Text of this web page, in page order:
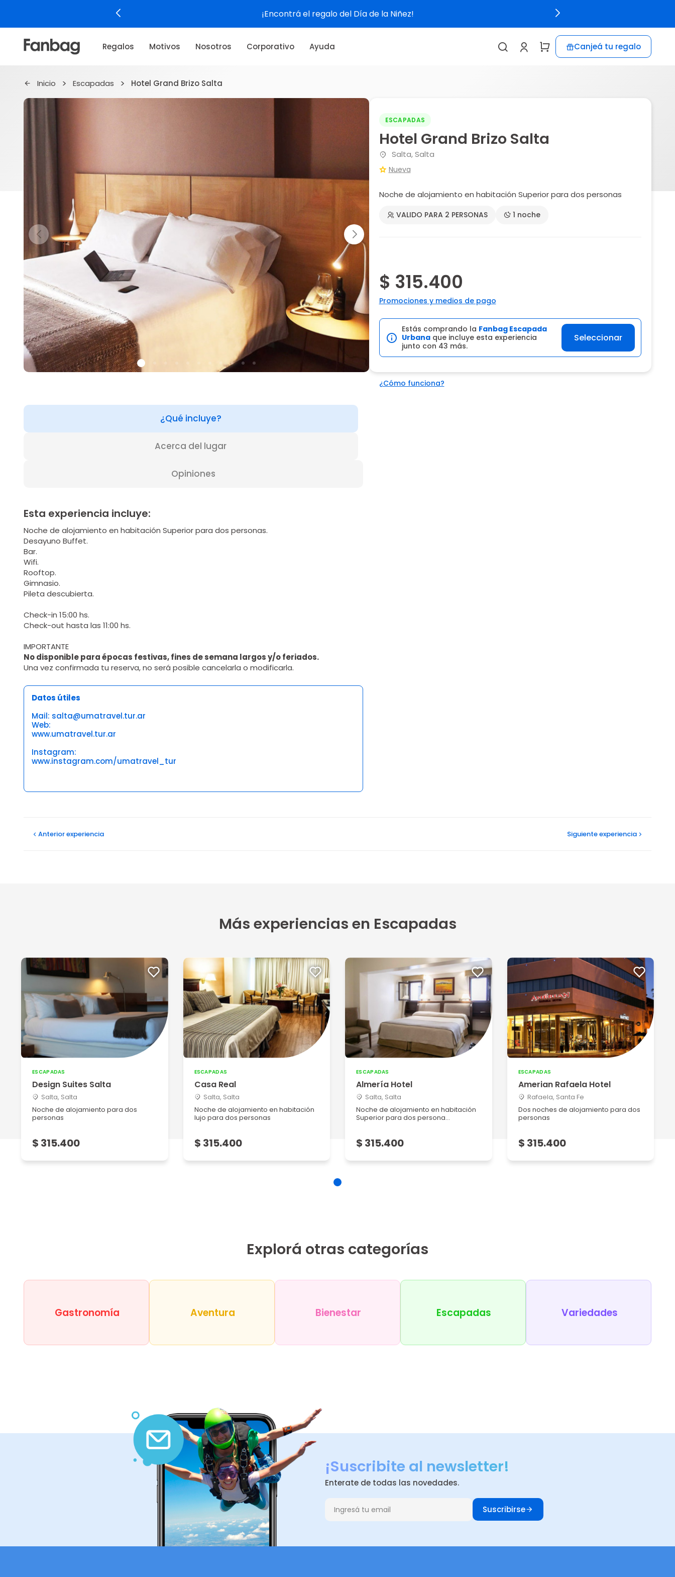
¡Encontrá el regalo del Día de la Niñez!
Regalos Motivos Nosotros Corporativo Ayuda Canjeá tu regalo
Inicio Escapadas Hotel Grand Brizo Salta
ESCAPADAS
Hotel Grand Brizo Salta
Salta, Salta
Nueva
Noche de alojamiento en habitación Superior para dos personas
VALIDO PARA 2 PERSONAS 1 noche
$ 315.400
Promociones y medios de pago
Estás comprando la Fanbag Escapada
Urbanaque incluye esta experiencia
junto con 43 más.
Seleccionar
¿Cómo funciona?
¿Qué incluye?
Acerca del lugar
Opiniones
Esta experiencia incluye:
Noche de alojamiento en habitación Superior para dos personas.
Desayuno Buffet.
Bar.
Wifi.
Rooftop.
Gimnasio.
Pileta descubierta.
Check-in 15:00 hs.
Check-out hasta las 11:00 hs.
IMPORTANTE
No disponible para épocas festivas, fines de semana largos y/o feriados.
Una vez confirmada tu reserva, no será posible cancelarla o modificarla.
Datos útiles
Mail: salta@umatravel.tur.ar
Web:
www.umatravel.tur.ar
Instagram:
www.instagram.com/umatravel_tur
Anteriorexperiencia Siguienteexperiencia
Más experiencias en Escapadas
ESCAPADAS
Design Suites Salta
Salta, Salta
Noche de alojamiento para dos
personas
$ 315.400
ESCAPADAS
Casa Real
Salta, Salta
Noche de alojamiento en habitación
lujo para dos personas
$ 315.400
ESCAPADAS
Almería Hotel
Salta, Salta
Noche de alojamiento en habitación
Superior para dos persona...
$ 315.400
ESCAPADAS
Amerian Rafaela Hotel
Rafaela, Santa Fe
Dos noches de alojamiento para dos
personas
$ 315.400
Explorá otras categorías
Gastronomía Aventura Bienestar Escapadas Variedades
¡Suscribite al newsletter!
Enterate de todas las novedades.
Suscribirse